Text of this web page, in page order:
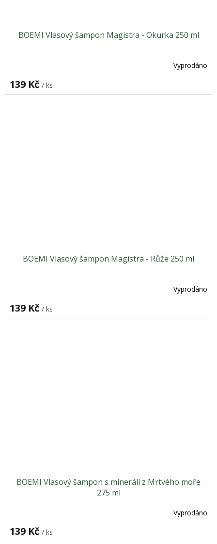
BOEMI Vlasový šampon Magistra - Okurka 250 ml
Vyprodáno
139 Kč / ks
BOEMI Vlasový šampon Magistra - Růže 250 ml
Vyprodáno
139 Kč / ks
BOEMI Vlasový šampon s mineráli z Mrtvého moře
275 ml
Vyprodáno
139 Kč / ks